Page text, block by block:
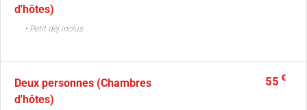
d'hôtes)
• Petit dèj inclus
Deux personnes (Chambres
d'hôtes)
55 €